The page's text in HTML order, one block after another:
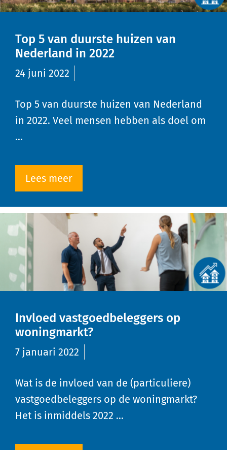
Top 5 van duurste huizen van
Nederland in 2022
24 juni 2022
Top 5 van duurste huizen van Nederland
in 2022. Veel mensen hebben als doel om
…
Lees meer
Invloed vastgoedbeleggers op
woningmarkt?
7 januari 2022
Wat is de invloed van de (particuliere)
vastgoedbeleggers op de woningmarkt?
Het is inmiddels 2022 …